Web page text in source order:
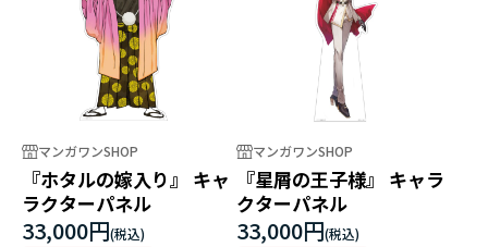
マンガワンSHOP
『ホタルの嫁入り』 キャ
ラクターパネル
33,000円
マンガワンSHOP
『星屑の王子様』 キャラ
クターパネル
33,000円